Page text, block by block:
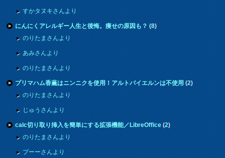
すかタヌキさんより
にんにくアレルギー人生と後悔。痩せの原因も？(8)
のりたまさんより
あみさんより
のりたまさんより
プリマハム香薫はニンニクを使用！アルトバイエルンは不使用(2)
のりたまさんより
じゅうさんより
calc切り取り挿入を簡単にする拡張機能／LibreOffice(2)
のりたまさんより
プーーさんより